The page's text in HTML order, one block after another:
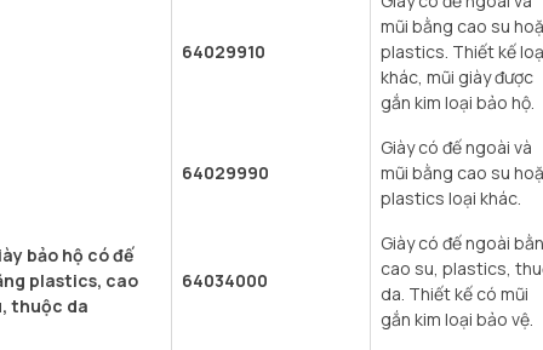
64029910
mũi bằng cao su
plastics. Thiết kế
khác, mũi giày được
gắn kim loại bảo hộ.
64029990
Giày có đế ngoài và
mũi bằng cao su
plastics loại khác.
bảo hộ có đế
plastics, cao
thuộc da
64034000
Giày có đế ngoài
cao su, plastics,
da. Thiết kế có mũi
gắn kim loại bảo vệ.